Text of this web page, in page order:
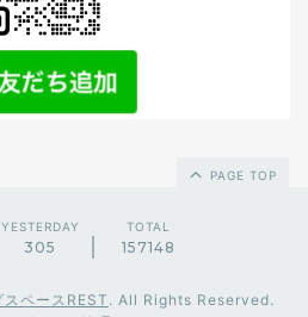
PAGE TOP
YESTERDAY
305
TOTAL
157148
ペースREST . All Rights Reserved.